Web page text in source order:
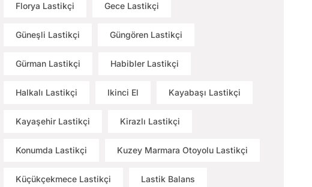
Florya Lastikçi Gece Lastikçi
Güneşli Lastikçi Güngören Lastikçi
Gürman Lastikçi Habibler Lastikçi
Halkalı Lastikçi Ikinci El Kayabaşı Lastikçi
Kayaşehir Lastikçi Kirazlı Lastikçi
Konumda Lastikçi Kuzey Marmara Otoyolu Lastikçi
Küçükçekmece Lastikçi Lastik Balans